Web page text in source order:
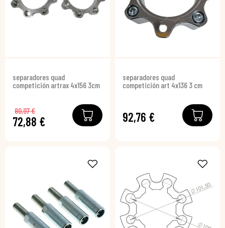
separadores quad
competición artrax 4x156 3cm
72,88 €
80,97 €
separadores quad
competición art 4x136 3 cm
92,76 €